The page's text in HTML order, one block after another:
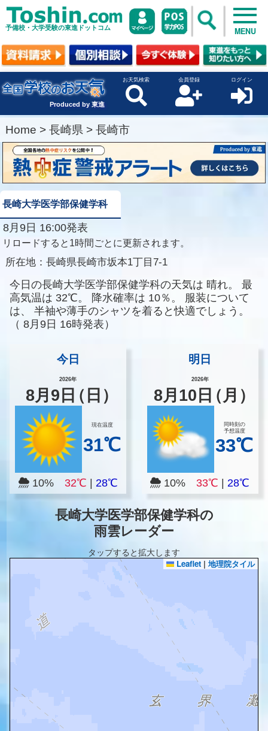
予備校・大学受験の東進ドットコム MENU
Produced by 東進
お天気検索 会員登録 ログイン
Home > 長崎県 > 長崎市
長崎大学医学部保健学科
8月9日 16:00発表
リロードすると1時間ごとに更新されます。
所在地： 長崎県長崎市坂本1丁目7-1
今日の長崎大学医学部保健学科の天気は 晴れ。
最
高気温は 32℃。 降水確率は 10％。
服装について
は、
半袖や薄手のシャツを着ると快適でしょう。
（ 8月9日 16時発表）
今日
2026年
8月 9 日（日）
現在温度
31℃
10% 32℃ 28℃
明日
2026年
8月 10 日（月）
同時刻の
予想温度
33℃
10%33℃ |28℃
長崎大学医学部保健学科の
雨雲レーダー
タップすると拡大します
Leaflet | 地理院タイル